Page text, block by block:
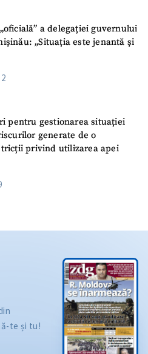
a delegației guvernului
„Situația este jenantă și
pentru gestionarea situației
generate de o
privind utilizarea apei
te și tu!